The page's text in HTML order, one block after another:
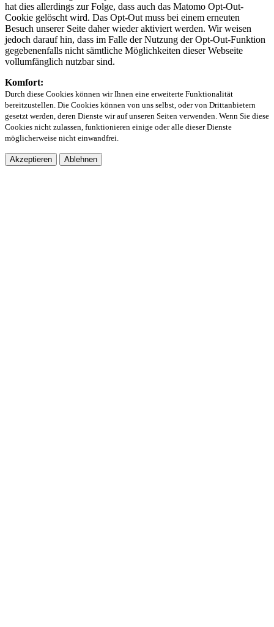
hat dies allerdings zur Folge, dass auch das Matomo Opt-Out-
Cookie gelöscht wird. Das Opt-Out muss bei einem erneuten
Besuch unserer Seite daher wieder aktiviert werden. Wir weisen
jedoch darauf hin, dass im Falle der Nutzung der Opt-Out-Funktion
gegebenenfalls nicht sämtliche Möglichkeiten dieser Webseite
vollumfänglich nutzbar sind.
Komfort:
Durch diese Cookies können wir Ihnen eine erweiterte Funktionalität
bereitzustellen. Die Cookies können von uns selbst, oder von Drittanbietern
gesetzt werden, deren Dienste wir auf unseren Seiten verwenden. Wenn Sie diese
Cookies nicht zulassen, funktionieren einige oder alle dieser Dienste
möglicherweise nicht einwandfrei.
Akzeptieren Ablehnen